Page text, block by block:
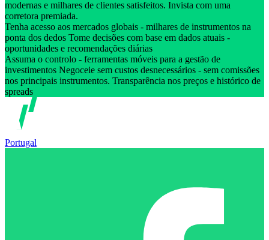
modernas e milhares de clientes satisfeitos. Invista com uma
corretora premiada.
Tenha acesso aos mercados globais - milhares de instrumentos na
ponta dos dedos Tome decisões com base em dados atuais -
oportunidades e recomendações diárias
Assuma o controlo - ferramentas móveis para a gestão de
investimentos Negoceie sem custos desnecessários - sem comissões
nos principais instrumentos. Transparência nos preços e histórico de
spreads
Portugal